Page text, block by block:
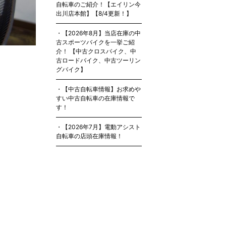
自転車のご紹介！【エイリン今
出川店本館】【8/4更新！】
【2026年8月】当店在庫の中
古スポーツバイクを一挙ご紹
介！ 【中古クロスバイク、中
古ロードバイク、中古ツーリン
グバイク】
【中古自転車情報】お求めや
すい中古自転車の在庫情報で
す！
【2026年7月】電動アシスト
自転車の店頭在庫情報！